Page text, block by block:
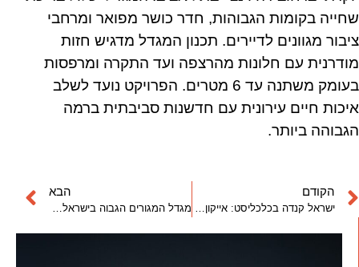
שחייה בקומות הגבוהות, חדר כושר מפואר ומרחבי
ציבור מגוונים לדיירים. תכנון המגדל מדגיש חזות
מודרנית עם חלונות מהרצפה ועד התקרה ומרפסות
בעומק משתנה עד 6 מטרים. הפרויקט נועד לשלב
איכות חיים עירונית עם חדשנות סביבתית ברמה
הגבוהה ביותר.
הקודם הבא
מגדל המגורים הגבוה בישראל ייבנה בר״ג, ברק רוזן: ״פרויקט פורץ דרך״ | N12